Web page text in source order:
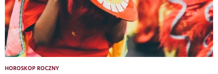
HOROSKOP ROCZNY